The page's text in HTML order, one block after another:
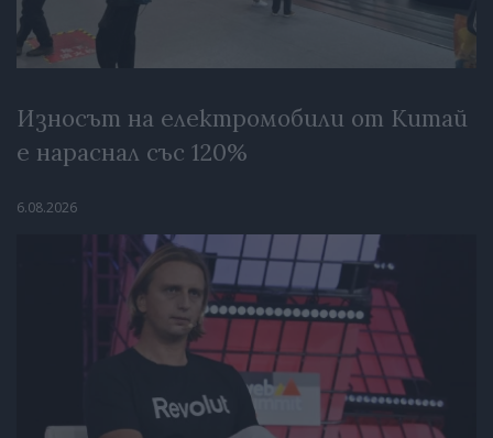
Износът на електромобили от Китай
е нараснал със 120%
6.08.2026